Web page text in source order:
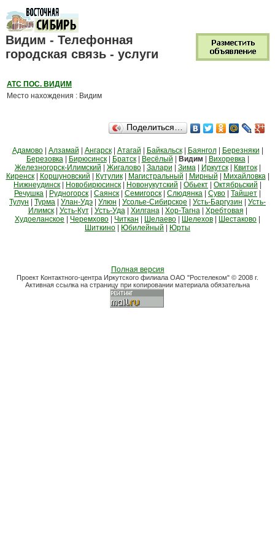
Видим - Телефонная
городская связь - услуги
АТС ПОС. ВИДИМ
Место нахождения : Видим
Поделиться…
Адамово| Алзамай Ангарск| Атагай Байкальск| Баянгол| Березняки
Березовка| Бирюсинск| Братск| Весёлый Видим Вихоревка|
Железногорск-Илимский
Жигалово| Залари Зима| Иркутск| Квиток|
Киренск| Коршуновский Кутулик| Магистральный Мирный Михайловка|
Нижнеудинск
Новобирюсинск Новонукутский Обьект Октябрьский
Речушка
Рудногорск Саянск Семигорск Слюдянка Суво Тайшет
Тулун
Турма Улан-Удэ Улюн Усолье-Сибирское Усть-Баргузин
Усть-
Илимск| Усть-Кут| Усть-Уда| Хилгана| Хор-Тагна| Хребтовая
Худоеланское
Черемхово Читкан Шелаево Шелехов Шестаково
Шиткино
Юбилейный Юрты
Полная версия
Проект Контактного-центра Иркутского филиала ОАО "Ростелеком" © 2008 г.
Активная ссылка на страницу при копировании материала обязательна